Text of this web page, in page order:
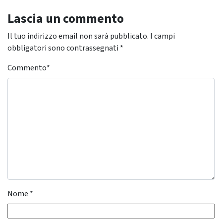
Lascia un commento
Il tuo indirizzo email non sarà pubblicato. I campi
obbligatori sono contrassegnati *
Commento*
Nome *